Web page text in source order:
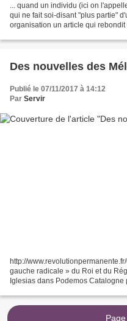
... quand un individu (ici on
qui ne fait soi-disant "plus partie"
organisation un article qui rebondit
Des nouvelles des
Publié le 07/11/2017 à 14:12
Par Servir
http://
gauche radicale » du Roi et du
Iglesias dans Podemos